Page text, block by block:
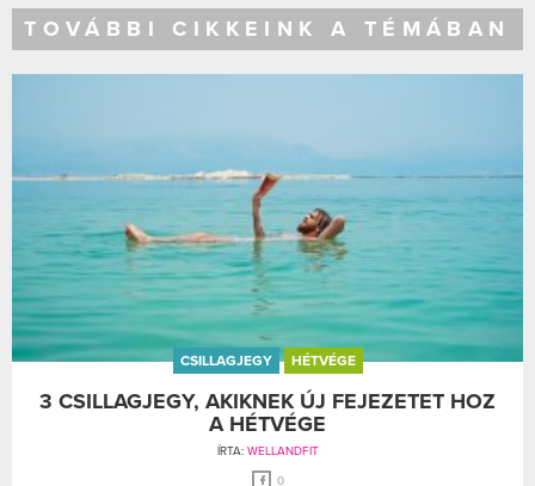
TOVÁBBI CIKKEINK A TÉMÁBAN
CSILLAGJEGY HÉTVÉGE
3 CSILLAGJEGY, AKIKNEK ÚJ FEJEZETET HOZ
A HÉTVÉGE
ÍRTA: WELLANDFIT
0